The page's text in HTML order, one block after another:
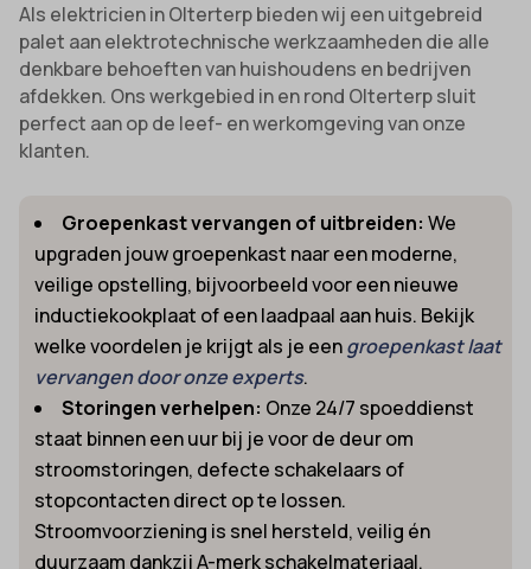
Als elektricien in Olterterp bieden wij een uitgebreid
palet aan elektrotechnische werkzaamheden die alle
denkbare behoeften van huishoudens en bedrijven
afdekken. Ons werkgebied in en rond Olterterp sluit
perfect aan op de leef- en werkomgeving van onze
klanten.
Groepenkast vervangen of uitbreiden: We
upgraden jouw groepenkast naar een moderne,
veilige opstelling, bijvoorbeeld voor een nieuwe
inductiekookplaat of een laadpaal aan huis. Bekijk
welke voordelen je krijgt als je eengroepenkast laat
vervangen door onze experts.
Storingen verhelpen: Onze 24/7 spoeddienst
staat binnen een uur bij je voor de deur om
stroomstoringen, defecte schakelaars of
stopcontacten direct op te lossen.
Stroomvoorziening is snel hersteld, veilig én
duurzaam dankzij A-merk schakelmateriaal.